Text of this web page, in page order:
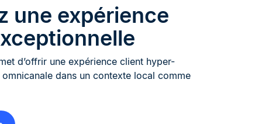
une expérience
d’offrir une expérience client hyper-
dans un contexte local comme